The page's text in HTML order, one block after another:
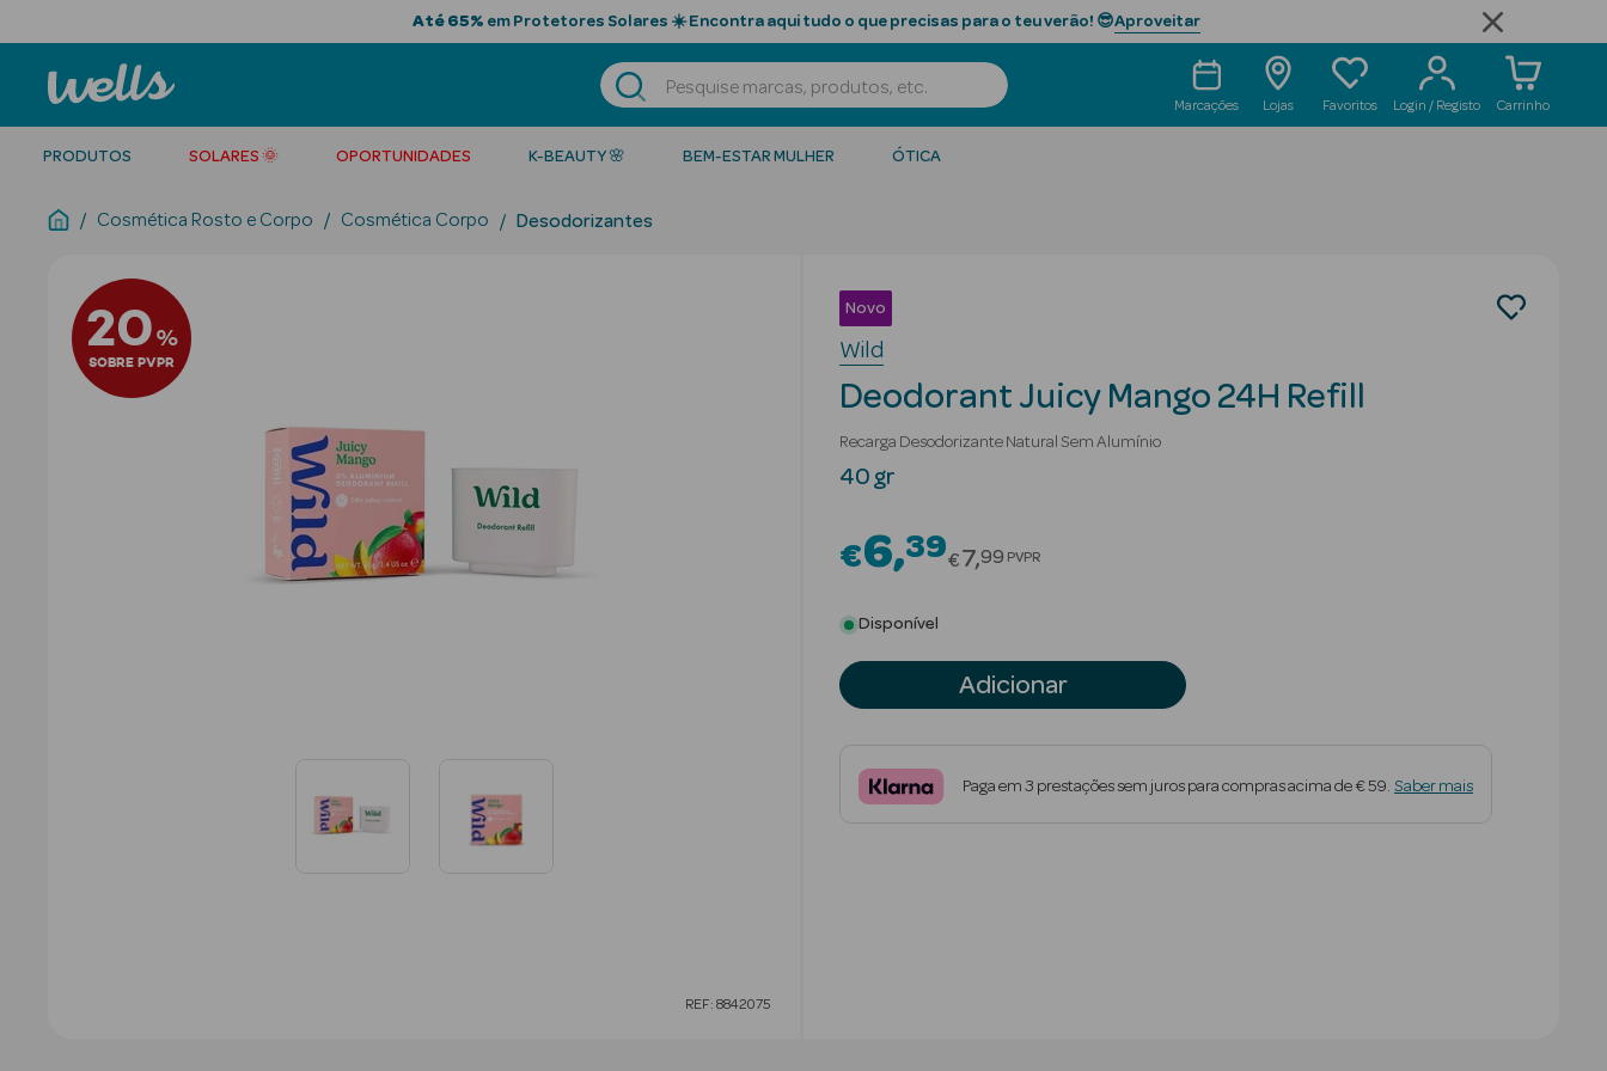
Até 65% em Protetores Solares ☀️ Encontra aqui tudo o que precisas para o teu verão! 😎Aproveitar
Marcações Lojas Favoritos Login / Registo Carrinho
PRODUTOS SOLARES 🌞 OPORTUNIDADES K-BEAUTY 🌸 BEM-ESTAR MULHER ÓTICA
Cosmética Rosto e Corpo Cosmética Corpo Desodorizantes
20%
SOBRE PVPR
REF: 8842075
Novo
Wild
Deodorant Juicy Mango 24H Refill
Recarga Desodorizante Natural Sem Alumínio
40 gr
€6 39Price reduced from
€7 99 PVPR
Disponível
Adicionar
Paga em 3 prestações sem juros para compras acima de € 59. Saber mais